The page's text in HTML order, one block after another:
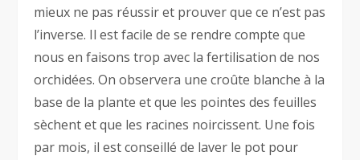
mieux ne pas réussir et prouver que ce n’est pas
l’inverse. Il est facile de se rendre compte que
nous en faisons trop avec la fertilisation de nos
orchidées. On observera une croûte blanche à la
base de la plante et que les pointes des feuilles
sèchent et que les racines noircissent. Une fois
par mois, il est conseillé de laver le pot pour